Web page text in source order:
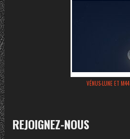
VÉNUS-LUNE ET M44
REJOIGNEZ-NOUS